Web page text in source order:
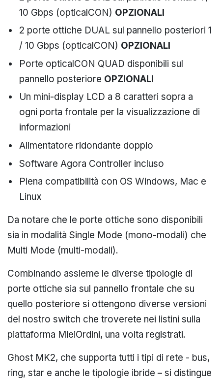
10 Gbps (opticalCON) OPZIONALI
2 porte ottiche DUAL sul pannello posteriori 1
/ 10 Gbps (opticalCON) OPZIONALI
Porte opticalCON QUAD disponibili sul
pannello posteriore OPZIONALI
Un mini-display LCD a 8 caratteri sopra a
ogni porta frontale per la visualizzazione di
informazioni
Alimentatore ridondante doppio
Software Agora Controller incluso
Piena compatibilità con OS Windows, Mac e
Linux
Da notare che le porte ottiche sono disponibili
sia in modalità Single Mode (mono-modali) che
Multi Mode (multi-modali).
Combinando assieme le diverse tipologie di
porte ottiche sia sul pannello frontale che su
quello posteriore si ottengono diverse versioni
del nostro switch che troverete nei listini sulla
piattaforma MieiOrdini, una volta registrati.
Ghost MK2, che supporta tutti i tipi di rete - bus,
ring, star e anche le tipologie ibride – si distingue